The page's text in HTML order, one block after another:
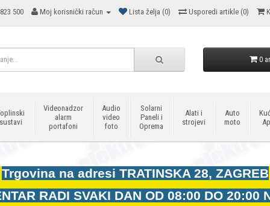
500 Moj korisnički račun Lista želja (0) Usporedi artikle (0)
0
Videonadzor
alarm
portafoni
Audio
video
foto
Solarni
Paneli i
Oprema
Alati i
strojevi
Auto
moto
Trgovina na adresi TRATINSKA 28, ZAGREB
RADI SVAKI DAN OD 08:00 DO 20:00